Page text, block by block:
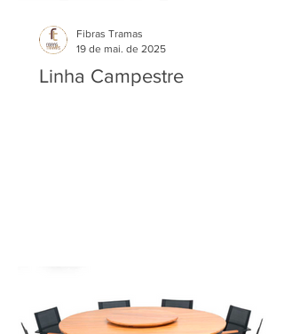
Linha Campestre
Fibras Tramas
19 de mai. de 2025